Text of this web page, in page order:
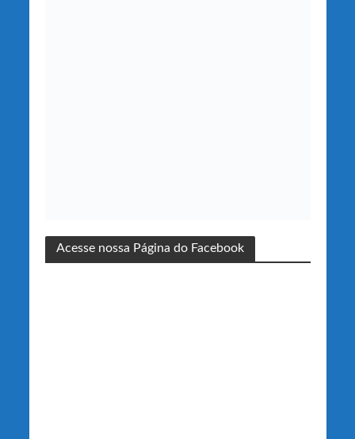
Acesse nossa Página do Facebook